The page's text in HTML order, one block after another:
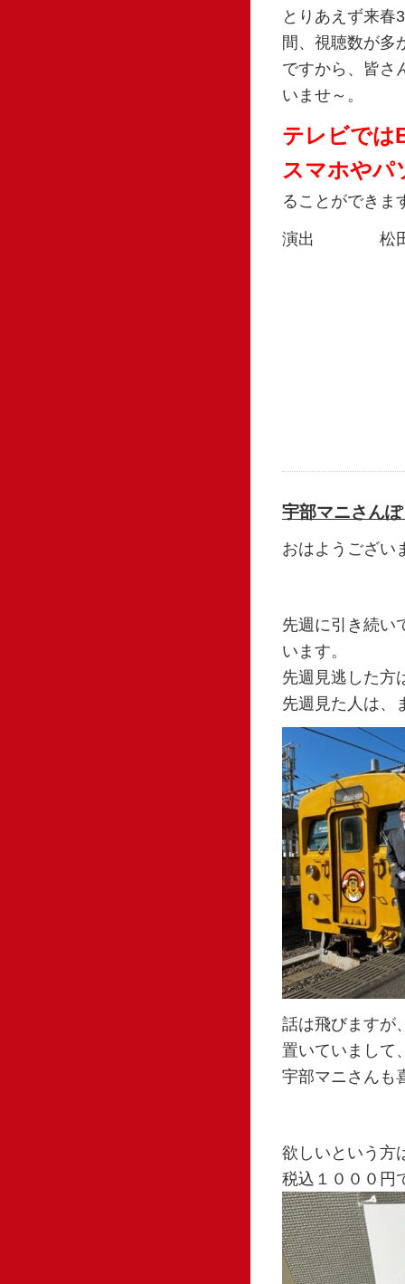
とりあえず来春
間、視聴数が多
ですから、皆さ
いませ～。
テレビでは
スマホやパ
ることができま
演出 松
宇部マニさん
おはようござい
先週に引き続い
います。
先週見逃した方
先週見た人は、
話は飛びますが
置いていまして
宇部マニさんも
欲しいという方
税込１０００円